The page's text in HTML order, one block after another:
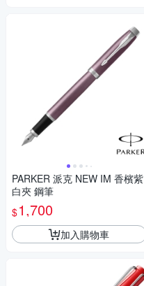
PARKER 派克 NEW IM 香檳紫
白夾 鋼筆
$1,700
加入購物車